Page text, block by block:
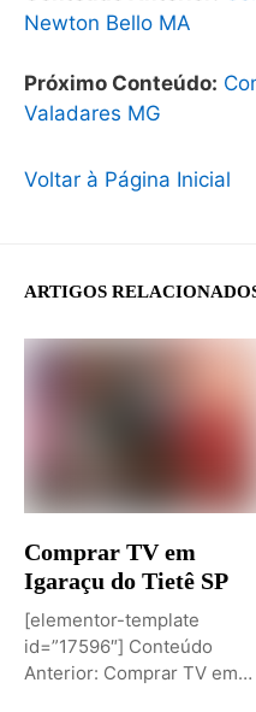
Newton Bello MA
Próximo Conteúdo:
Valadares MG
Voltar à Página Inicial
ARTIGOS
Comprar TV em
Igaraçu do Tietê SP
[elementor-template
id=”17596″] Conteúdo
Anterior: Comprar TV em